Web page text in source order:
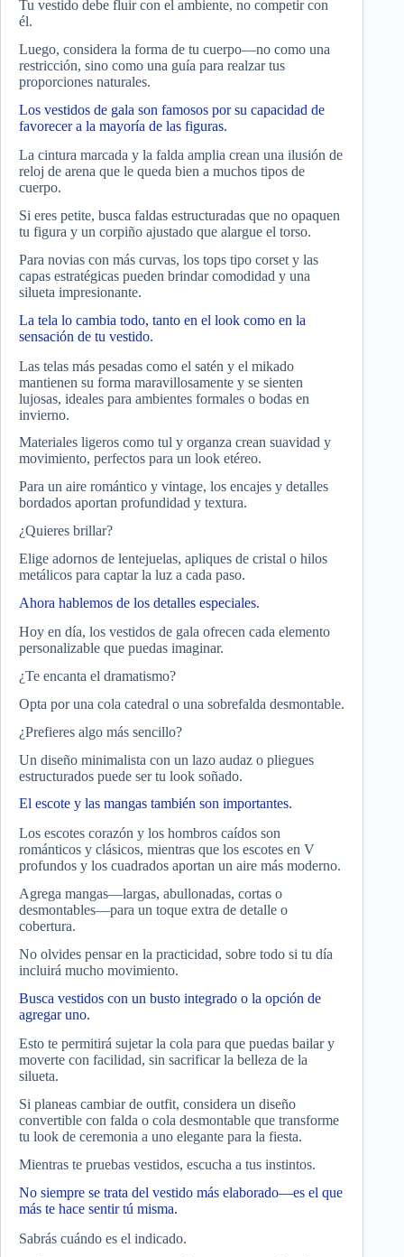
Tu vestido debe fluir con el ambiente, no competir con
él.
Luego, considera la forma de tu cuerpo—no como una
restricción, sino como una guía para realzar tus
proporciones naturales.
Los vestidos de gala son famosos por su capacidad de
favorecer a la mayoría de las figuras.
La cintura marcada y la falda amplia crean una ilusión de
reloj de arena que le queda bien a muchos tipos de
cuerpo.
Si eres petite, busca faldas estructuradas que no opaquen
tu figura y un corpiño ajustado que alargue el torso.
Para novias con más curvas, los tops tipo corset y las
capas estratégicas pueden brindar comodidad y una
silueta impresionante.
La tela lo cambia todo, tanto en el look como en la
sensación de tu vestido.
Las telas más pesadas como el satén y el mikado
mantienen su forma maravillosamente y se sienten
lujosas, ideales para ambientes formales o bodas en
invierno.
Materiales ligeros como tul y organza crean suavidad y
movimiento, perfectos para un look etéreo.
Para un aire romántico y vintage, los encajes y detalles
bordados aportan profundidad y textura.
¿Quieres brillar?
Elige adornos de lentejuelas, apliques de cristal o hilos
metálicos para captar la luz a cada paso.
Ahora hablemos de los detalles especiales.
Hoy en día, los vestidos de gala ofrecen cada elemento
personalizable que puedas imaginar.
¿Te encanta el dramatismo?
Opta por una cola catedral o una sobrefalda desmontable.
¿Prefieres algo más sencillo?
Un diseño minimalista con un lazo audaz o pliegues
estructurados puede ser tu look soñado.
El escote y las mangas también son importantes.
Los escotes corazón y los hombros caídos son
románticos y clásicos, mientras que los escotes en V
profundos y los cuadrados aportan un aire más moderno.
Agrega mangas—largas, abullonadas, cortas o
desmontables—para un toque extra de detalle o
cobertura.
No olvides pensar en la practicidad, sobre todo si tu día
incluirá mucho movimiento.
Busca vestidos con un busto integrado o la opción de
agregar uno.
Esto te permitirá sujetar la cola para que puedas bailar y
moverte con facilidad, sin sacrificar la belleza de la
silueta.
Si planeas cambiar de outfit, considera un diseño
convertible con falda o cola desmontable que transforme
tu look de ceremonia a uno elegante para la fiesta.
Mientras te pruebas vestidos, escucha a tus instintos.
No siempre se trata del vestido más elaborado—es el que
más te hace sentir tú misma.
Sabrás cuándo es el indicado.